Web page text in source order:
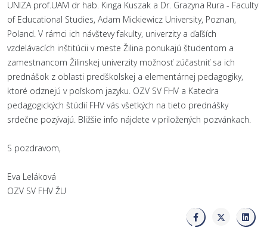
UNIZA prof.UAM dr hab. Kinga Kuszak a Dr. Grazyna Rura - Faculty
of Educational Studies, Adam Mickiewicz University, Poznan,
Poland. V rámci ich návštevy fakulty, univerzity a ďaľších
vzdelávacích inštitúcii v meste Žilina ponukajú študentom a
zamestnancom Žilinskej univerzity možnosť zúčastniť sa ich
prednášok z oblasti predškolskej a elementárnej pedagogiky,
ktoré odznejú v poľskom jazyku. OZV SV FHV a Katedra
pedagogických štúdií FHV vás všetkých na tieto prednášky
srdečne pozývajú. Bližšie info nájdete v priložených pozvánkach.
S pozdravom,
Eva Leláková
OZV SV FHV ŽU